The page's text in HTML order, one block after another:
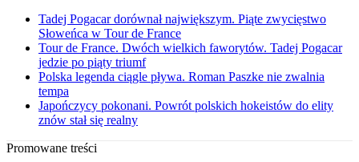
Tadej Pogacar dorównał największym. Piąte zwycięstwo
Słoweńca w Tour de France
Tour de France. Dwóch wielkich faworytów. Tadej Pogacar
jedzie po piąty triumf
Polska legenda ciągle pływa. Roman Paszke nie zwalnia
tempa
Japończycy pokonani. Powrót polskich hokeistów do elity
znów stał się realny
Promowane treści